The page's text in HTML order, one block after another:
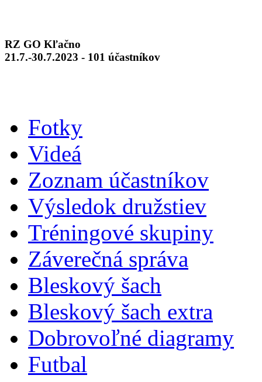
RZ GO Kľačno
21.7.-30.7.2023 - 101 účastníkov
Fotky
Videá
Zoznam účastníkov
Výsledok družstiev
Tréningové skupiny
Záverečná správa
Bleskový šach
Bleskový šach extra
Dobrovoľné diagramy
Futbal